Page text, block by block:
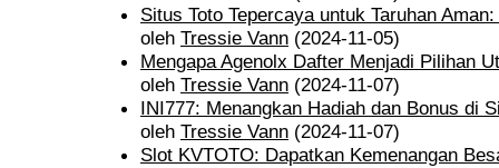
Situs Toto Tepercaya untuk Taruhan
oleh Tressie Vann (2024-11-05)
Mengapa Agenolx Dafter Menjadi Pilihan
oleh Tressie Vann (2024-11-07)
INI777: Menangkan Hadiah dan Bonus di
oleh Tressie Vann (2024-11-07)
Slot KVTOTO: Dapatkan Kemenangan